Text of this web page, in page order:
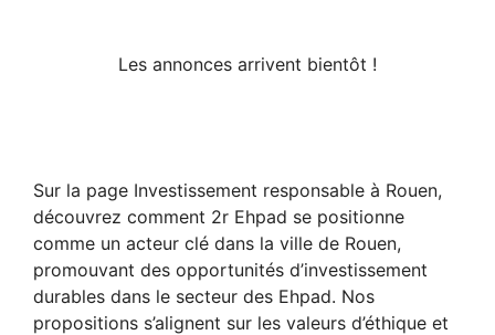
Les annonces arrivent bientôt !
Sur la page Investissement responsable à Rouen,
découvrez comment 2r Ehpad se positionne
comme un acteur clé dans la ville de Rouen,
promouvant des opportunités d’investissement
durables dans le secteur des Ehpad. Nos
propositions s’alignent sur les valeurs d’éthique et